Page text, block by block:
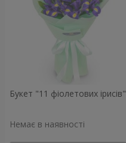
Букет "11 фіолетових ірисів"
Немає в наявності